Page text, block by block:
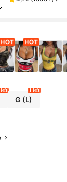
left
G (L)
1 left